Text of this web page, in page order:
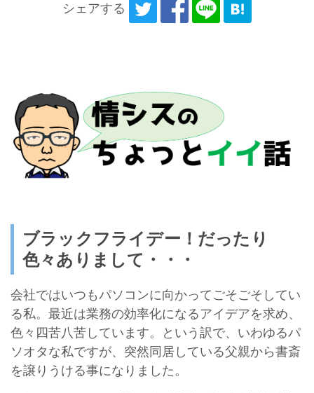
シェアする
ブラックフライデー！だったり
色々ありまして・・・
会社ではいつもパソコンに向かってごそごそしてい
る私。最近は業務の効率化になるアイデアを求め、
色々四苦八苦しています。という訳で、いわゆるパ
ソオタな私ですが、突然同居している父親から書斎
を譲りうける事になりました。